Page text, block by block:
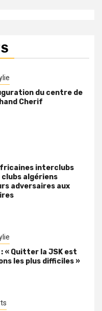
du centre de
Cherif
interclubs
algériens
adversaires aux
« Quitter la JSK est
les plus difficiles »